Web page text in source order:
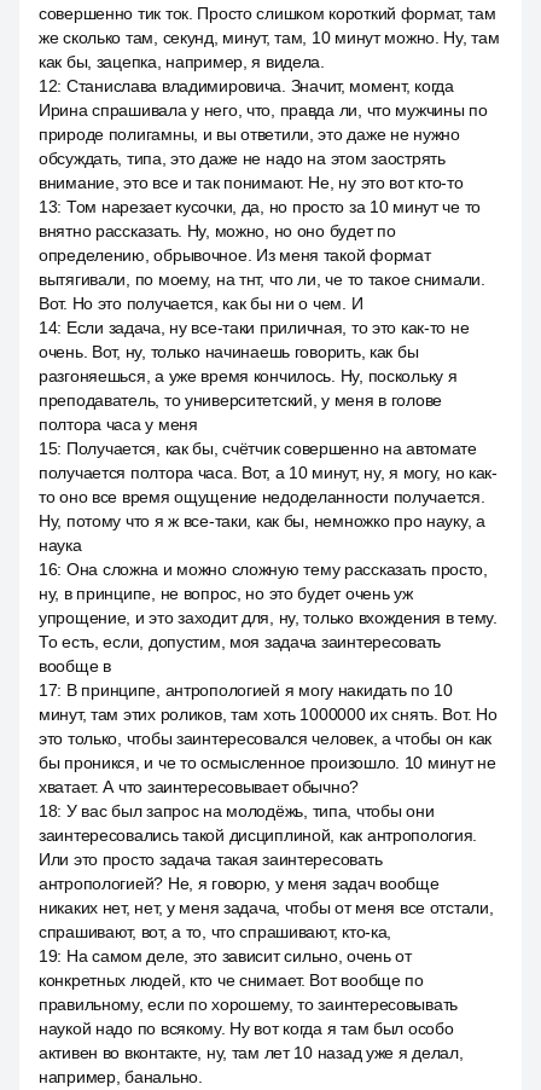
совершенно тик ток. Просто слишком короткий формат, там
же сколько там, секунд, минут, там, 10 минут можно. Ну, там
как бы, зацепка, например, я видела.
12: Станислава владимировича. Значит, момент, когда
Ирина спрашивала у него, что, правда ли, что мужчины по
природе полигамны, и вы ответили, это даже не нужно
обсуждать, типа, это даже не надо на этом заострять
внимание, это все и так понимают. Не, ну это вот кто-то
13: Том нарезает кусочки, да, но просто за 10 минут че то
внятно рассказать. Ну, можно, но оно будет по
определению, обрывочное. Из меня такой формат
вытягивали, по моему, на тнт, что ли, че то такое снимали.
Вот. Но это получается, как бы ни о чем. И
14: Если задача, ну все-таки приличная, то это как-то не
очень. Вот, ну, только начинаешь говорить, как бы
разгоняешься, а уже время кончилось. Ну, поскольку я
преподаватель, то университетский, у меня в голове
полтора часа у меня
15: Получается, как бы, счётчик совершенно на автомате
получается полтора часа. Вот, а 10 минут, ну, я могу, но как-
то оно все время ощущение недоделанности получается.
Ну, потому что я ж все-таки, как бы, немножко про науку, а
наука
16: Она сложна и можно сложную тему рассказать просто,
ну, в принципе, не вопрос, но это будет очень уж
упрощение, и это заходит для, ну, только вхождения в тему.
То есть, если, допустим, моя задача заинтересовать
вообще в
17: В принципе, антропологией я могу накидать по 10
минут, там этих роликов, там хоть 1000000 их снять. Вот. Но
это только, чтобы заинтересовался человек, а чтобы он как
бы проникся, и че то осмысленное произошло. 10 минут не
хватает. А что заинтересовывает обычно?
18: У вас был запрос на молодёжь, типа, чтобы они
заинтересовались такой дисциплиной, как антропология.
Или это просто задача такая заинтересовать
антропологией? Не, я говорю, у меня задач вообще
никаких нет, нет, у меня задача, чтобы от меня все отстали,
спрашивают, вот, а то, что спрашивают, кто-ка,
19: На самом деле, это зависит сильно, очень от
конкретных людей, кто че снимает. Вот вообще по
правильному, если по хорошему, то заинтересовывать
наукой надо по всякому. Ну вот когда я там был особо
активен во вконтакте, ну, там лет 10 назад уже я делал,
например, банально.